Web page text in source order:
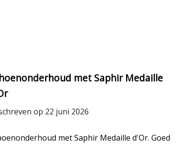
met Saphir Medaille
op 22 juni 2026
met Saphir Medaille d'Or. Goed